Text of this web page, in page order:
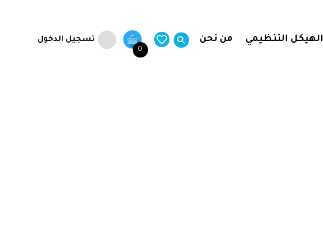
الهيكل التنظيمي من نحن
0
تسجيل الدخول